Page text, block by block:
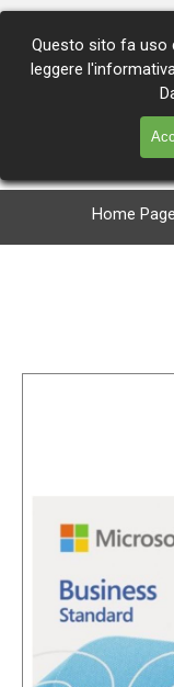
Questo sito fa uso
leggere
Vai ai contenuti
Via Consolare
98071 Capo
Tel. 0941 -
Cell. 366 -
Home Page